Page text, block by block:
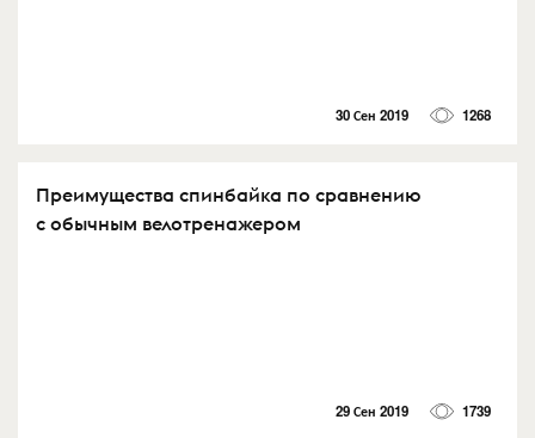
30 Сен 2019 1268
Преимущества спинбайка по сравнению
с обычным велотренажером
29 Сен 2019 1739